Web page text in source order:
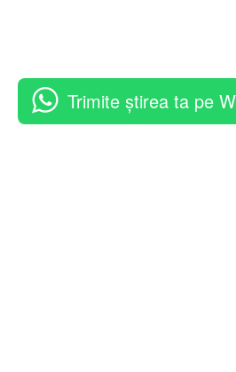
Trimite știrea ta pe